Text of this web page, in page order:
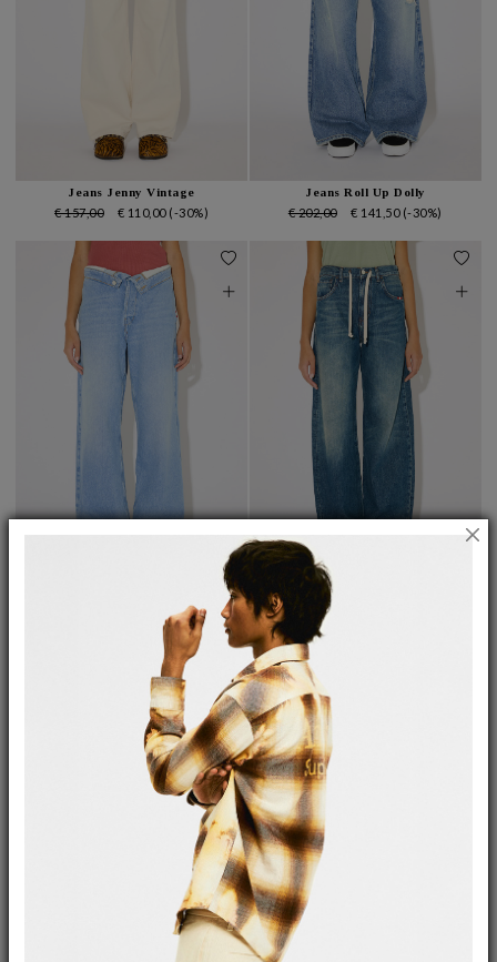
Jeans Jenny Vintage
€ 157,00 € 110,00 (-30%)
Jeans Roll Up Dolly
€ 202,00 € 141,50 (-30%)
€ 136,00(-30%)
Jeans Danielle Michigan
€ 164,00